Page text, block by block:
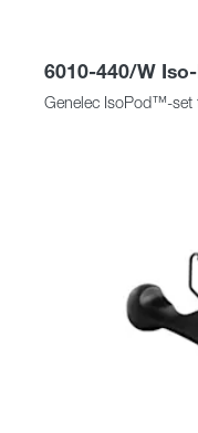
6010-440/W
Genelec IsoPod™-set